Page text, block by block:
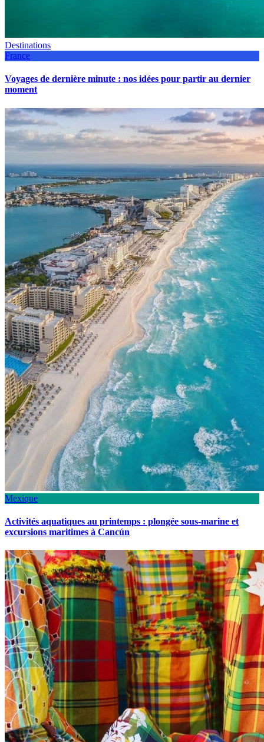
Destinations
France
Voyages de dernière minute : nos idées pour partir au dernier
moment
Mexique
Activités aquatiques au printemps : plongée sous-marine et
excursions maritimes à Cancún